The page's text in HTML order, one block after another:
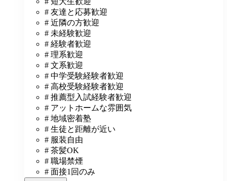
# 友達と応募歓迎
# 近隣の方歓迎
# 未経験歓迎
# 経験者歓迎
# 理系歓迎
# 文系歓迎
# 中学受験経験者歓迎
# 高校受験経験者歓迎
# 推薦型入試経験者歓迎
# アットホームな雰囲気
# 地域密着塾
# 生徒と距離が近い
# 服装自由
# 茶髪OK
# 職場禁煙
# 面接1回のみ